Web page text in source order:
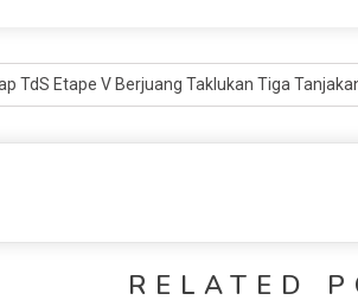
TdS Etape V Berjuang Taklukan Tiga
RELATED